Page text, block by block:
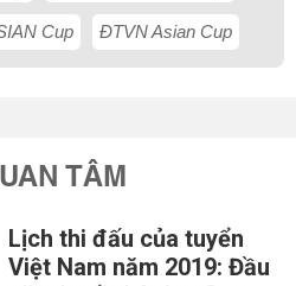
Cup ĐTVN Asian Cup
TÂM
Lịch thi đấu của tuyển
Việt Nam năm 2019: Đầu